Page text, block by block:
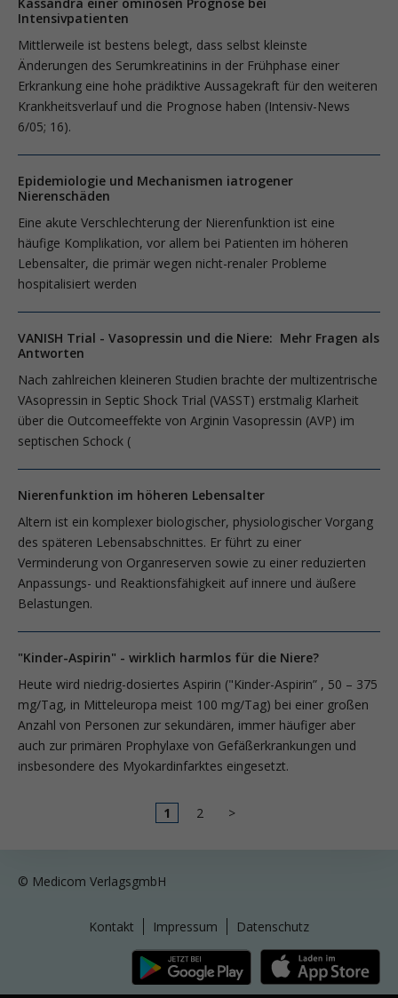
Intensivpatienten
Mittlerweile ist bestens belegt, dass selbst kleinste
Änderungen des Serumkreatinins in der Frühphase einer
Erkrankung eine hohe prädiktive Aussagekraft für den weiteren
Krankheitsverlauf und die Prognose haben (Intensiv-News
6/05; 16).
Epidemiologie und Mechanismen iatrogener
Nierenschäden
Eine akute Verschlechterung der Nierenfunktion ist eine
häufige Komplikation, vor allem bei Patienten im höheren
Lebensalter, die primär wegen nicht-renaler Probleme
hospitalisiert werden
VANISH Trial - Vasopressin und die Niere: Mehr Fragen als
Antworten
Nach zahlreichen kleineren Studien brachte der multizentrische
VAsopressin in Septic Shock Trial (VASST) erstmalig Klarheit
über die Outcomeeffekte von Arginin Vasopressin (AVP) im
septischen Schock (
Nierenfunktion im höheren Lebensalter
Altern ist ein komplexer biologischer, physiologischer Vorgang
des späteren Lebensabschnittes. Er führt zu einer
Verminderung von Organreserven sowie zu einer reduzierten
Anpassungs- und Reaktionsfähigkeit auf innere und äußere
Belastungen.
"Kinder-Aspirin" - wirklich harmlos für die Niere?
Heute wird niedrig-dosiertes Aspirin ("Kinder-Aspirin” , 50 – 375
mg/Tag, in Mitteleuropa meist 100 mg/Tag) bei einer großen
Anzahl von Personen zur sekundären, immer häufiger aber
auch zur primären Prophylaxe von Gefäßerkrankungen und
insbesondere des Myokardinfarktes eingesetzt.
1 2 >
© Medicom VerlagsgmbH
Kontakt Impressum Datenschutz